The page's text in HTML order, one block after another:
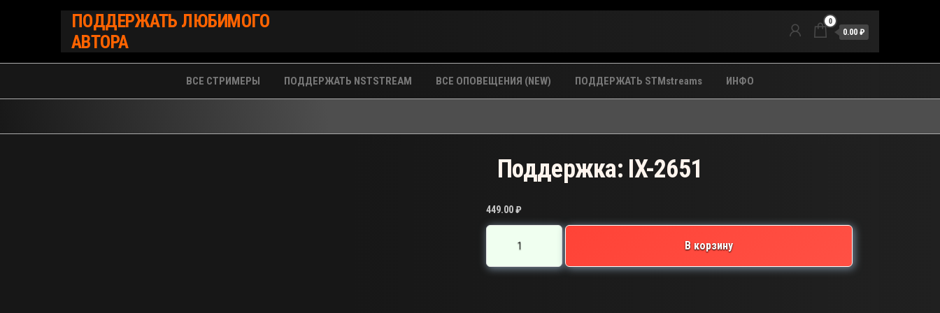
содержимому
ПОДДЕРЖАТЬ ЛЮБИМОГО
АВТОРА
0
0.00 ₽
ВСЕ СТРИМЕРЫ ПОДДЕРЖАТЬ NSTSTREAM ВСЕ ОПОВЕЩЕНИЯ (NEW) ПОДДЕРЖАТЬ STMstreams ИНФО
Поддержка: IX-2651
449.00₽
Количество
товара
Поддержка:
В корзину